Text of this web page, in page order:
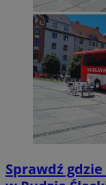
Sprawdź